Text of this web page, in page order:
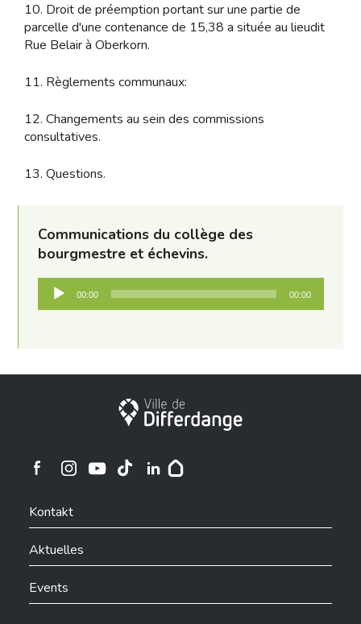
10. Droit de préemption portant sur une partie de
parcelle d'une contenance de 15,38 a située au lieudit
Rue Belair à Oberkorn.
11. Règlements communaux:
12. Changements au sein des commissions
consultatives.
13. Questions.
Communications du collège des
bourgmestre et échevins.
Audio-
Player
00:00 00:00
Stadt Differdingen
Ville de Differdange sur Instagram
Kontakt
Aktuelles
Events